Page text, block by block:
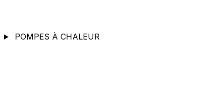
POMPES À CHALEUR